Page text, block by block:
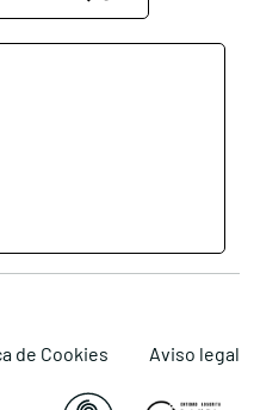
de Cookies Aviso legal